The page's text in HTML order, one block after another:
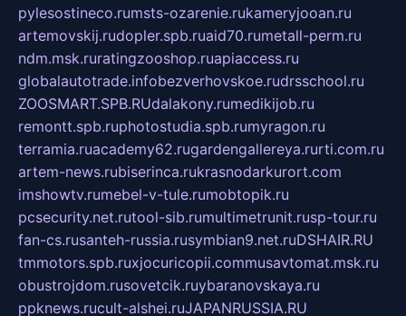
pylesostineco.rumsts-ozarenie.rukameryjooan.ru
artemovskij.rudopler.spb.ruaid70.rumetall-perm.ru
ndm.msk.ruratingzooshop.ruapiaccess.ru
globalautotrade.infobezverhovskoe.rudrsschool.ru
ZOOSMART.SPB.RUdalakony.rumedikijob.ru
remontt.spb.ruphotostudia.spb.rumyragon.ru
terramia.ruacademy62.rugardengallereya.rurti.com.ru
artem-news.rubiserinca.rukrasnodarkurort.com
imshowtv.rumebel-v-tule.rumobtopik.ru
pcsecurity.net.rutool-sib.rumultimetrunit.rusp-tour.ru
fan-cs.rusanteh-russia.rusymbian9.net.ruDSHAIR.RU
tmmotors.spb.ruxjocuricopii.commusavtomat.msk.ru
obustrojdom.rusovetcik.ruybaranovskaya.ru
ppknews.rucult-alshei.ruJAPANRUSSIA.RU